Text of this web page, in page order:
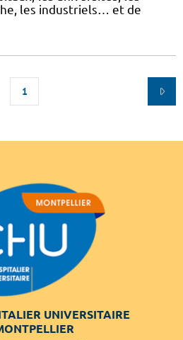
les industriels… et de
1
UNIVERSITAIRE